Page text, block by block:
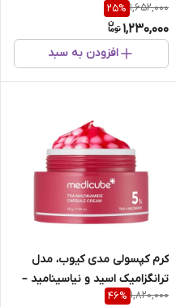
میل
1,652,000
25%
1,230,000
افزودن به سبد
کرم کپسولی مدی کیوب، مدل
ترانگزامیک اسید و نیاسینامید –
روشن کننده و ضدلک ۵۵ میل
1,820,000
46%